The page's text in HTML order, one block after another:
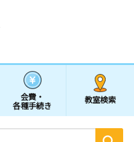
会費・
各種手続き
教室検索